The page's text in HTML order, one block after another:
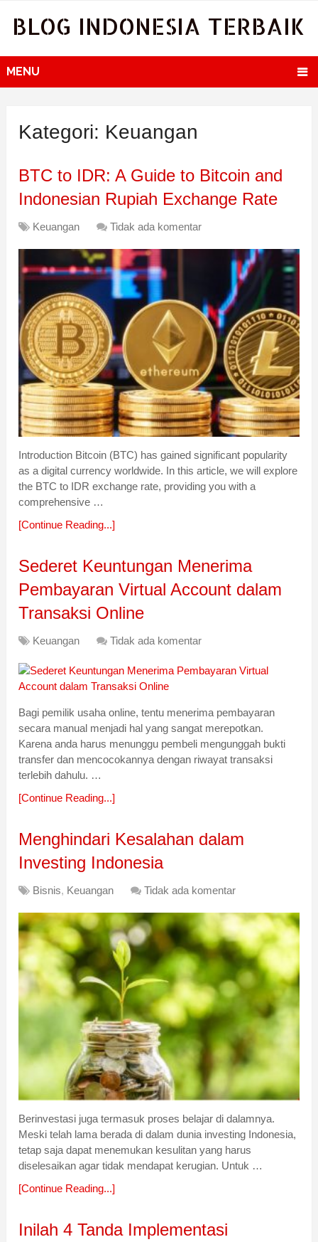
BLOG INDONESIA TERBAIK
MENU
Kategori: Keuangan
BTC to IDR: A Guide to Bitcoin and
Indonesian Rupiah Exchange Rate
Keuangan Tidak ada komentar
Introduction Bitcoin (BTC) has gained significant popularity
as a digital currency worldwide. In this article, we will explore
the BTC to IDR exchange rate, providing you with a
comprehensive …
[Continue Reading...]
Sederet Keuntungan Menerima
Pembayaran Virtual Account dalam
Transaksi Online
Keuangan Tidak ada komentar
Bagi pemilik usaha online, tentu menerima pembayaran
secara manual menjadi hal yang sangat merepotkan.
Karena anda harus menunggu pembeli mengunggah bukti
transfer dan mencocokannya dengan riwayat transaksi
terlebih dahulu. …
[Continue Reading...]
Menghindari Kesalahan dalam
Investing Indonesia
Bisnis, Keuangan Tidak ada komentar
Berinvestasi juga termasuk proses belajar di dalamnya.
Meski telah lama berada di dalam dunia investing Indonesia,
tetap saja dapat menemukan kesulitan yang harus
diselesaikan agar tidak mendapat kerugian. Untuk …
[Continue Reading...]
Inilah 4 Tanda Implementasi